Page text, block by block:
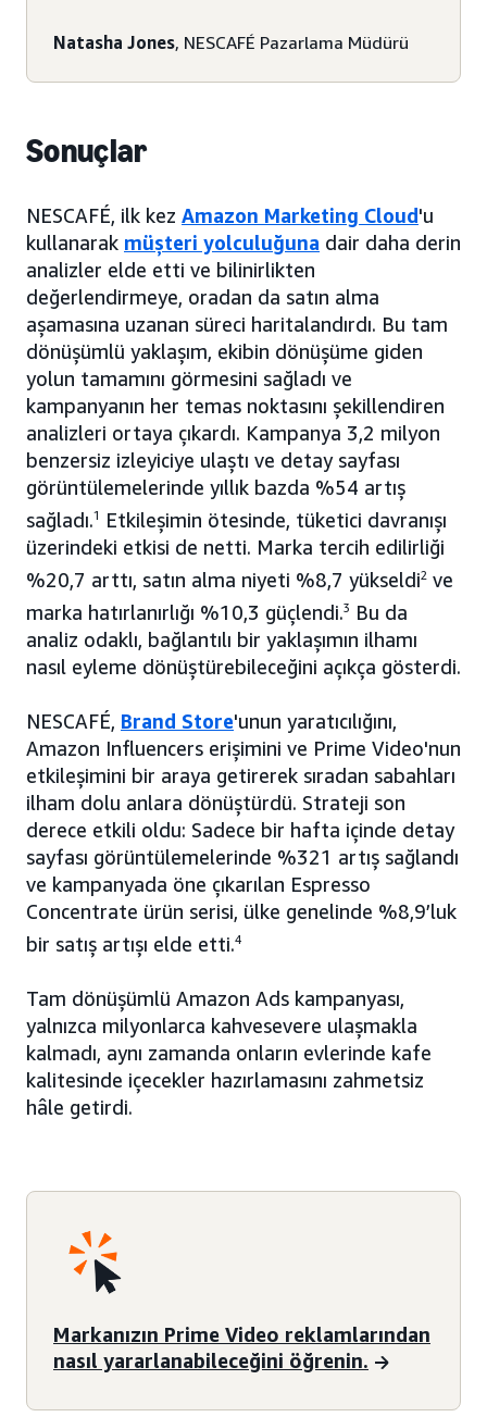
Natasha Jones, NESCAFÉ Pazarlama Müdürü
Sonuçlar
NESCAFÉ, ilk kez Amazon Marketing Cloud'u
kullanarak müşteri yolculuğuna dair daha derin
analizler elde etti ve bilinirlikten
değerlendirmeye, oradan da satın alma
aşamasına uzanan süreci haritalandırdı. Bu tam
dönüşümlü yaklaşım, ekibin dönüşüme giden
yolun tamamını görmesini sağladı ve
kampanyanın her temas noktasını şekillendiren
analizleri ortaya çıkardı. Kampanya 3,2 milyon
benzersiz izleyiciye ulaştı ve detay sayfası
görüntülemelerinde yıllık bazda %54 artış
sağladı.1
Etkileşimin ötesinde, tüketici davranışı
üzerindeki etkisi de netti. Marka tercih edilirliği
%20,7 arttı, satın alma niyeti %8,7 yükseldi2 ve
marka hatırlanırlığı %10,3 güçlendi.3
Bu da
analiz odaklı, bağlantılı bir yaklaşımın ilhamı
nasıl eyleme dönüştürebileceğini açıkça gösterdi.
NESCAFÉ, Brand Store'unun yaratıcılığını,
Amazon Influencers erişimini ve Prime Video'nun
etkileşimini bir araya getirerek sıradan sabahları
ilham dolu anlara dönüştürdü. Strateji son
derece etkili oldu: Sadece bir hafta içinde detay
sayfası görüntülemelerinde %321 artış sağlandı
ve kampanyada öne çıkarılan Espresso
Concentrate ürün serisi, ülke genelinde %8,9’luk
bir satış artışı elde etti.4
Tam dönüşümlü Amazon Ads kampanyası,
yalnızca milyonlarca kahvesevere ulaşmakla
kalmadı, aynı zamanda onların evlerinde kafe
kalitesinde içecekler hazırlamasını zahmetsiz
hâle getirdi.
Markanızın Prime Video reklamlarından
nasıl yararlanabileceğini öğrenin.